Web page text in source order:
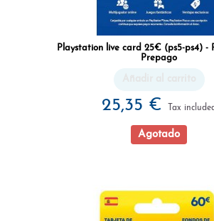
Playstation live card 25€ (ps5-ps4) -
Prepago
25,35 € Tax included
Agotado